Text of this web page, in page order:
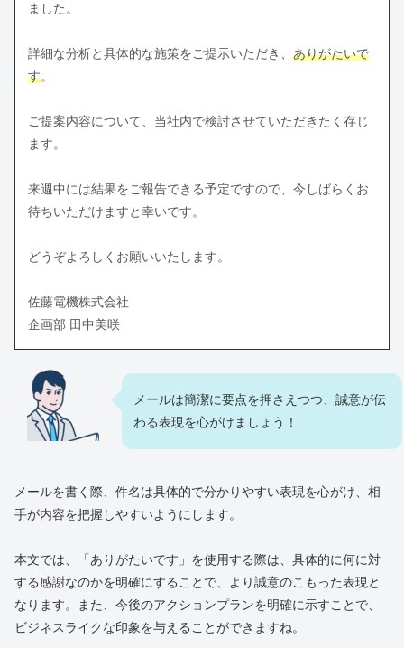
ました。
詳細な分析と具体的な施策をご提示いただき、 ありがたいで
す。
ご提案内容について、当社内で検討させていただきたく存じ
ます。
来週中には結果をご報告できる予定ですので、今しばらくお
待ちいただけますと幸いです。
どうぞよろしくお願いいたします。
佐藤電機株式会社
企画部 田中美咲
メールは簡潔に要点を押さえつつ、誠意が伝
わる表現を心がけましょう！
メールを書く際、件名は具体的で分かりやすい表現を心がけ、相
手が内容を把握しやすいようにします。
本文では、「ありがたいです」を使用する際は、具体的に何に対
する感謝なのかを明確にすることで、より誠意のこもった表現と
なります。また、今後のアクションプランを明確に示すことで、
ビジネスライクな印象を与えることができますね。